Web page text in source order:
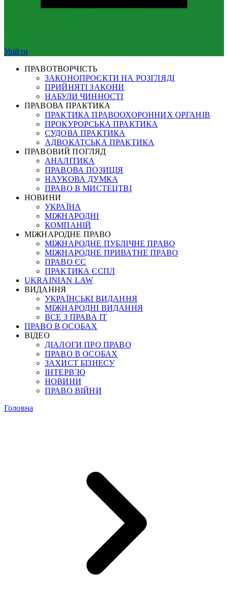
Увійти
ПРАВОТВОРЧІСТЬ
ЗАКОНОПРОЄКТИ НА РОЗГЛЯДІ
ПРИЙНЯТІ ЗАКОНИ
НАБУЛИ ЧИННОСТІ
ПРАВОВА ПРАКТИКА
ПРАКТИКА ПРАВООХОРОННИХ ОРГАНІВ
ПРОКУРОРСЬКА ПРАКТИКА
СУДОВА ПРАКТИКА
АДВОКАТСЬКА ПРАКТИКА
ПРАВОВИЙ ПОГЛЯД
АНАЛІТИКА
ПРАВОВА ПОЗИЦІЯ
НАУКОВА ДУМКА
ПРАВО В МИСТЕЦТВІ
НОВИНИ
УКРАЇНА
МІЖНАРОДНІ
КОМПАНІЙ
МІЖНАРОДНЕ ПРАВО
МІЖНАРОДНЕ ПУБЛІЧНЕ ПРАВО
МІЖНАРОДНЕ ПРИВАТНЕ ПРАВО
ПРАВО ЄС
ПРАКТИКА ЄСПЛ
UKRAINIAN LAW
ВИДАННЯ
УКРАЇНСЬКІ ВИДАННЯ
МІЖНАРОДНІ ВИДАННЯ
ВСЕ З ПРАВА ІТ
ПРАВО В ОСОБАХ
ВІДЕО
ДІАЛОГИ ПРО ПРАВО
ПРАВО В ОСОБАХ
ЗАХИСТ БІЗНЕСУ
ІНТЕРВ`Ю
НОВИНИ
ПРАВО ВІЙНИ
Головна